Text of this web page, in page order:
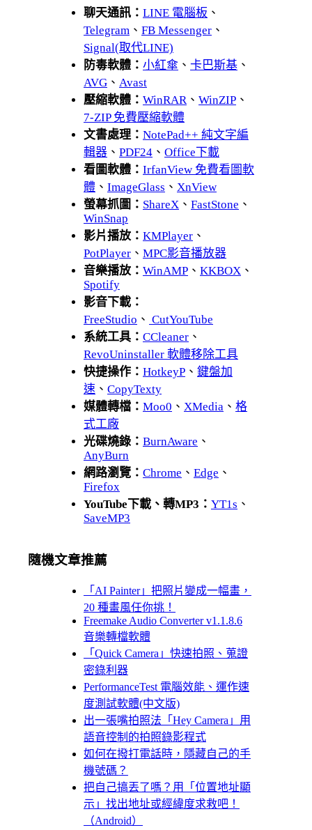
聊天通訊： LINE 電腦板 、
Telegram 、 FB Messenger 、
Signal(取代LINE)
防毒軟體： 小紅傘 、 卡巴斯基 、
AVG 、 Avast
壓縮軟體： WinRAR、 WinZIP 、
7-ZIP 免費壓縮軟體
文書處理： NotePad++ 純文字編
輯器 、 PDF24 、 Office下載
看圖軟體： IrfanView 免費看圖軟
體 、 ImageGlass 、 XnView
螢幕抓圖： ShareX 、 FastStone 、
WinSnap
影片播放： KMPlayer 、
PotPlayer 、 MPC影音播放器
音樂播放： WinAMP 、 KKBOX 、
Spotify
影音下載：
FreeStudio 、 CutYouTube
系統工具： CCleaner 、
RevoUninstaller 軟體移除工具
快捷操作： HotkeyP 、 鍵盤加
速 、 CopyTexty
媒體轉檔： Moo0 、 XMedia 、 格
式工廠
光碟燒錄： BurnAware 、
AnyBurn
網路瀏覽： Chrome 、 Edge 、
Firefox
YouTube下載、轉MP3： YT1s 、
SaveMP3
隨機文章推薦
「AI Painter」把照片變成一幅畫，
20 種畫風任你挑！
Freemake Audio Converter v1.1.8.6
音樂轉檔軟體
「Quick Camera」快速拍照、蒐證
密錄利器
PerformanceTest 電腦效能、運作速
度測試軟體(中文版)
出一張嘴拍照法「Hey Camera」用
語音控制的拍照錄影程式
如何在撥打電話時，隱藏自己的手
機號碼？
把自己搞丟了嗎？用「位置地址顯
示」找出地址或經緯度求救吧！
（Android）